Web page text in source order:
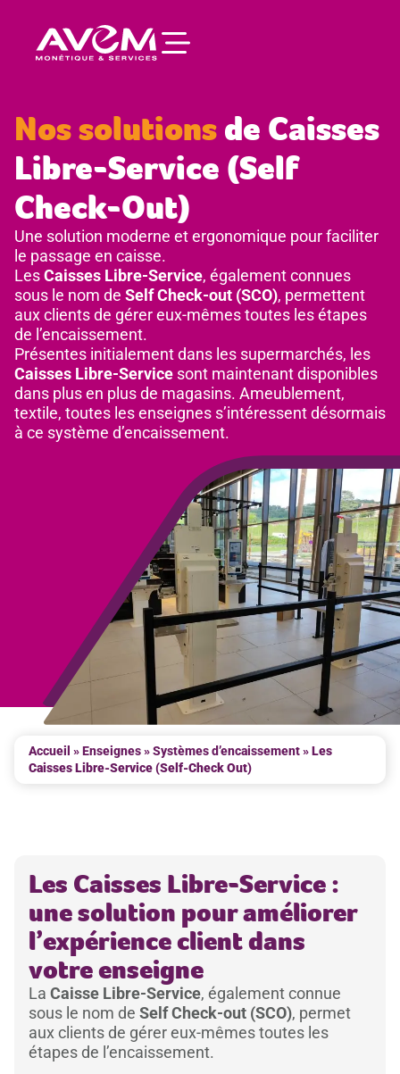
Nos solutionsde Caisses
Libre-Service (Self
Check-Out)
Une solution moderne et ergonomique pour faciliter
le passage en caisse.
LesCaisses Libre-Service, également connues
sous le nom de Self Check-out (SCO), permettent
aux clients de gérer eux-mêmes toutes les étapes
de l’encaissement.
Présentes initialement dans les supermarchés, les
Caisses Libre-Service sont maintenant disponibles
dans plus en plus de magasins. Ameublement,
textile, toutes les enseignes s’intéressent désormais
à ce système d’encaissement.
Accueil »Enseignes»Systèmes d’encaissement»Les
Caisses Libre-Service (Self-Check Out)
Les Caisses Libre-Service :
une solution pour améliorer
l’expérience client dans
votre enseigne
La Caisse Libre-Service, également connue
sous le nom de Self Check-out (SCO), permet
aux clients de gérer eux-mêmes toutes les
étapes de l’encaissement.